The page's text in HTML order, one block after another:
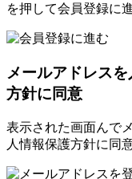
を押して会員登録に
メールアドレス
方針に同意
表示された画面んで
人情報保護方針に同